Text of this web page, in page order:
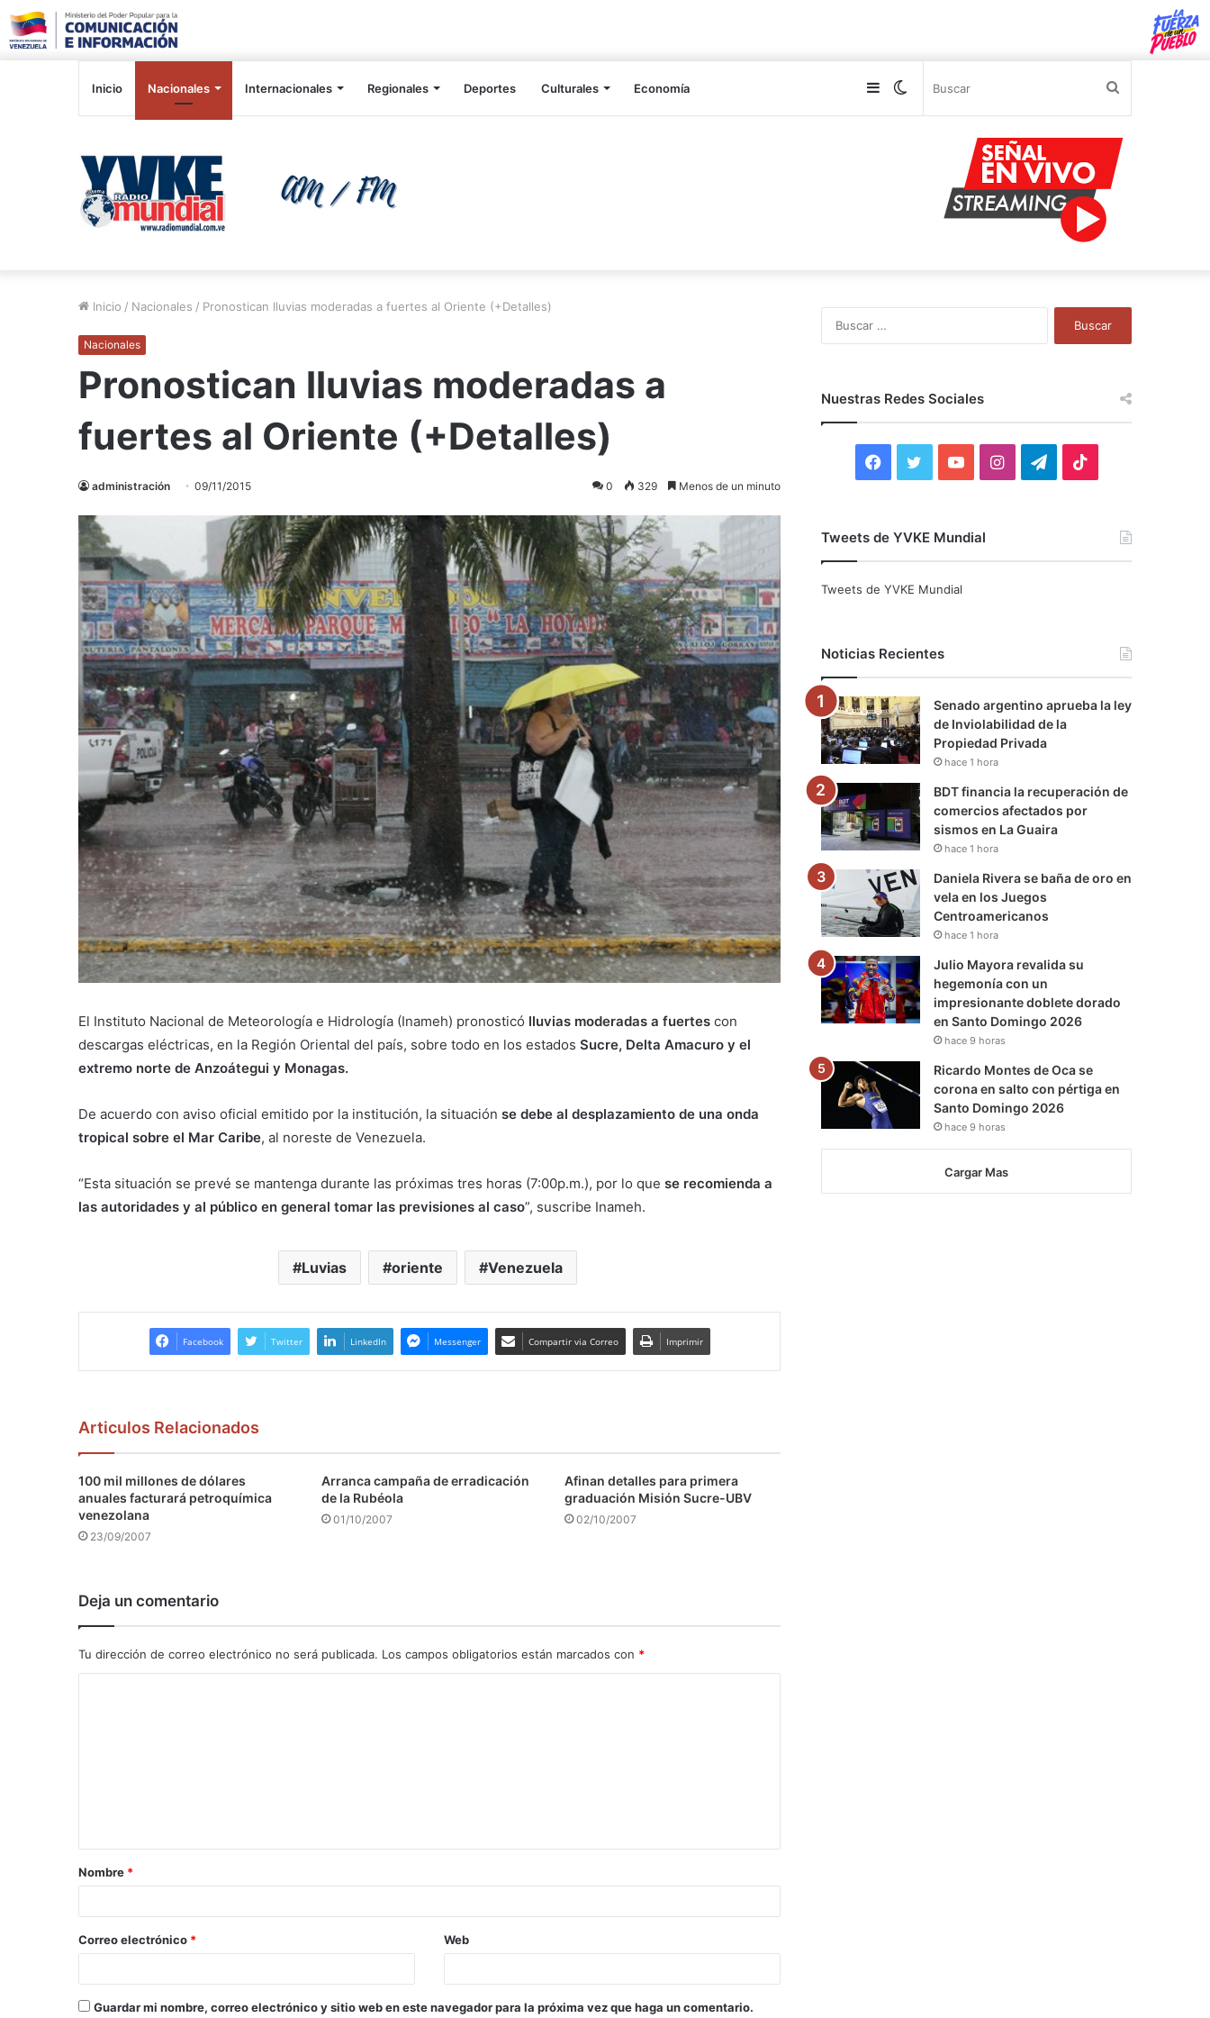
Inicio Nacionales Internacionales Regionales Deportes Culturales Economía Switch
Sidebar
Inicio / Nacionales / Pronostican lluvias moderadas a fuertes al Oriente (+Detalles)
Nacionales
Pronostican lluvias moderadas a
fuertes al Oriente (+Detalles)
administración 09/11/2015 0 329 Menos de un minuto
El Instituto Nacional de Meteorología e Hidrología (Inameh) pronosticó lluvias moderadas a fuertes con
descargas eléctricas, en la Región Oriental del país, sobre todo en los estados Sucre, Delta Amacuro y el
extremo norte de Anzoátegui y Monagas.
De acuerdo con aviso oficial emitido por la institución, la situación se debe al desplazamiento de una onda
tropical sobre el Mar Caribe, al noreste de Venezuela.
“Esta situación se prevé se mantenga durante las próximas tres horas (7:00p.m.), por lo que se recomienda a
las autoridades y al público en general tomar las previsiones al caso”, suscribe Inameh.
Luvias oriente Venezuela
Facebook Twitter LinkedIn Messenger Compartir via Correo Imprimir
Articulos Relacionados
100 mil millones de dólares
anuales facturará petroquímica
venezolana
23/09/2007
Arranca campaña de erradicación
de la Rubéola
01/10/2007
Afinan detalles para primera
graduación Misión Sucre-UBV
02/10/2007
Deja un comentario
Tu dirección de correo electrónico no será publicada. Los campos obligatorios están marcados con *
a
r
*
Nombre *
Correo electrónico * Web
Guardar mi nombre, correo electrónico y sitio web en este navegador para la próxima vez que haga un comentario.
Nuestras Redes Sociales
F
c
o
k
i
r
Y
u
e
I
r
a
m
T
a
m
Tweets de YVKE Mundial
Tweets de YVKE Mundial
Noticias Recientes
Senado argentino aprueba la ley
de Inviolabilidad de la
Propiedad Privada
hace 1 hora
BDT financia la recuperación de
comercios afectados por
sismos en La Guaira
hace 1 hora
Daniela Rivera se baña de oro en
vela en los Juegos
Centroamericanos
hace 1 hora
Julio Mayora revalida su
hegemonía con un
impresionante doblete dorado
en Santo Domingo 2026
hace 9 horas
Ricardo Montes de Oca se
corona en salto con pértiga en
Santo Domingo 2026
hace 9 horas
Cargar Mas